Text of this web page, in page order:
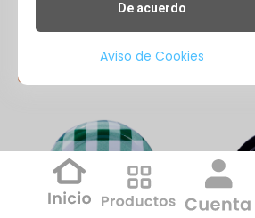
De acuerdo
Aviso de Cookies